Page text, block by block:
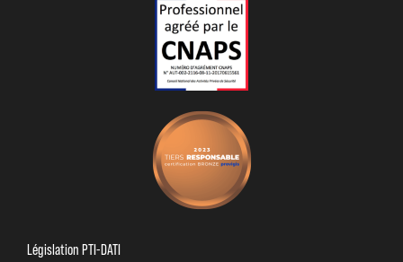
Législation PTI-DATI